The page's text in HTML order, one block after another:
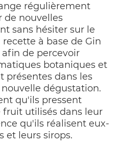
régulièrement
de nouvelles
sans hésiter sur le
à base de Gin
de percevoir
botaniques et
présentes dans les
nouvelle dégustation.
qu'ils pressent
fruit utilisés dans leur
qu'ils réalisent eux-
et leurs sirops.